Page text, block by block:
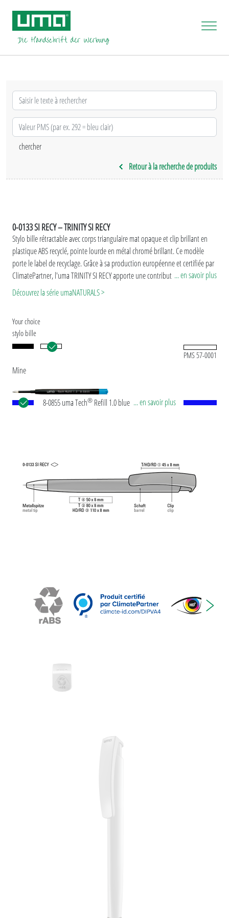
Retour à la recherche de produits
0-0133 SI RECY – TRINITY SI RECY
Stylo bille rétractable avec corps triangulaire mat opaque et clip brillant en
plastique ABS recyclé, pointe lourde en métal chromé brillant. Ce modèle
porte le label de recyclage. Grâce à sa production européenne et certifiée par
ClimatePartner, l'uma TRINITY SI RECY apporte une contribution durable
supplémentaire à la protection de l'environnement. En raison de la
... en savoir plus
Découvrez la série umaNATURALS >
Your choice
stylo bille
PMS 57-0001
Mine
8-0855 uma Tech® Refill 1.0 blue Recharge géante
norme ISO. La recharge uma Tech Refill 1.0 offre
une expérience d'écriture agréable et douce.
... en savoir plus